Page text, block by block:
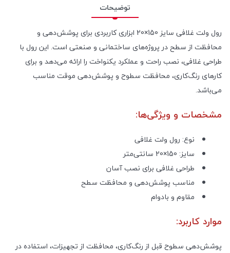
توضیحات
رول ولت غلافی سایز 150×20 ابزاری کاربردی برای پوشش‌دهی و
محافظت از سطح در پروژه‌های ساختمانی و صنعتی است. این رول با
طراحی غلافی، نصب راحت و عملکرد یکنواخت را ارائه می‌دهد و برای
کارهای رنگ‌کاری، محافظت سطوح و پوشش‌دهی موقت مناسب
می‌باشد.
مشخصات و ویژگی‌ها:
نوع: رول ولت غلافی
سایز: 150×20 سانتی‌متر
طراحی غلافی برای نصب آسان
مناسب پوشش‌دهی و محافظت سطح
مقاوم و بادوام
موارد کاربرد:
پوشش‌دهی سطوح قبل از رنگ‌کاری، محافظت از تجهیزات، استفاده در